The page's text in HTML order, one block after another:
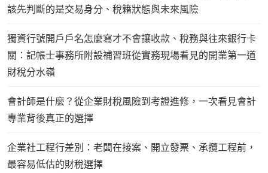
該先判斷的是交易身分、稅籍狀態與未來風險
獨資行號開戶戶名怎麼寫才不會讓收款、稅務與往來銀行卡
關：記帳士事務所附設補習班從實務現場看見的開業第一道
財稅分水嶺
會計師是什麼？從企業財稅風險到考證進修，一次看見會計
專業背後真正的選擇
企業社工程行差別：老闆在接案、開立發票、承攬工程前，
最容易低估的財稅選擇